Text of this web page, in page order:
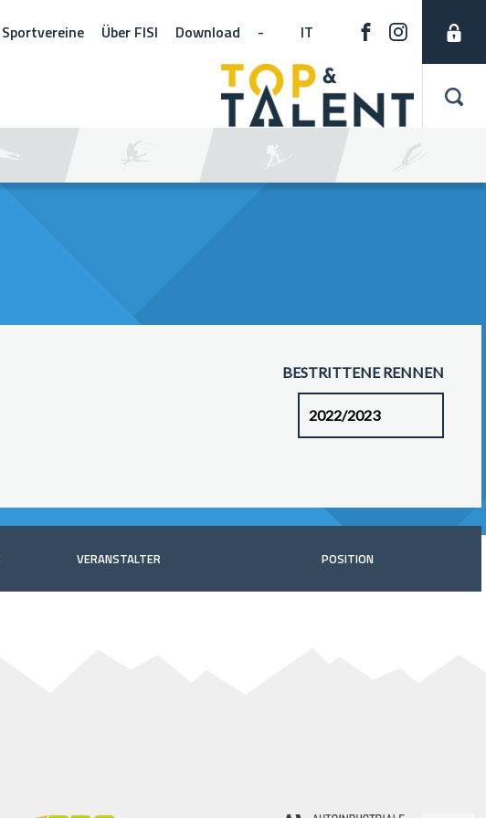
Sportvereine Über FISI Download - IT
BESTRITTENE RENNEN
VERANSTALTER POSITION